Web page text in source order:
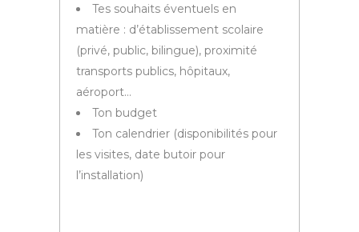
Tes souhaits éventuels en
matière : d’établissement scolaire
(privé, public, bilingue), proximité
transports publics, hôpitaux,
aéroport…
Ton budget
Ton calendrier (disponibilités pour
les visites, date butoir pour
l’installation)